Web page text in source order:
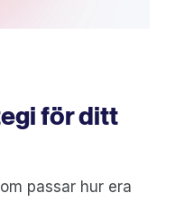
för ditt
passar hur era